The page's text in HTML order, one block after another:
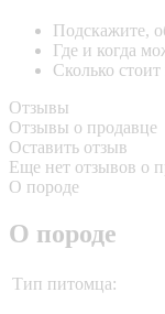
Подскажите,
Где и когда
Сколько
Отзывы
Отзывы о продавце
Оставить отзыв
Еще нет отзывов о
О породе
О породе
Тип питомца: